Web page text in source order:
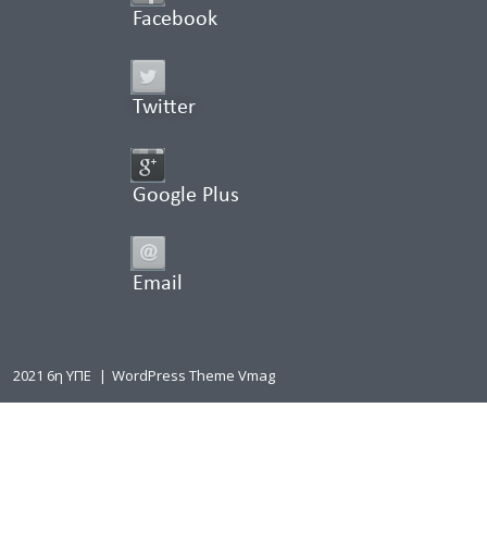
Facebook
Twitter
Google Plus
Email
2021 6η ΥΠΕ | WordPress Theme Vmag